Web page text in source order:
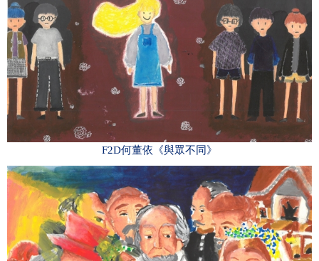
F2D何董依《與眾不同》